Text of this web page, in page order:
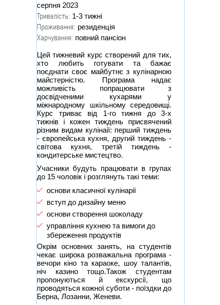
серпня 2023
Тривалість: 1-3 тижні
Проживання: резиденція
Харчування: повний пансіон
Цей тижневий курс створений для тих,
хто любить готувати та бажає
поєднати своє майбутнє з кулінарною
майстерністю. Програма надає
можливість попрацювати з
досвідченими кухарями у
міжнародному шкільному середовищі.
Курс триває від 1-го тижня до 3-х
тижнів і кожен тиждень присвячений
різним видам кулінаії: перший тиждень
- європейська кухня, другий тиждень -
світова кухня, третій тиждень -
кондитерське мистецтво.
Учасники будуть працювати в групах
до 15 чоловік і розглянуть такі теми:
основи класичної кулінарії
вступ до дизайну меню
основи створення шоколаду
управління кухнею та вимоги до
збереження продуктів
Окрім основних занять, на студентів
чекає широка розважальна програма -
вечори кіно та караоке, шоу талантів,
ніч казино тощо.Також студентам
пропонуються й екскурсії, що
проводяться кожної суботи - поїздки до
Берна, Лозанни, Женеви.